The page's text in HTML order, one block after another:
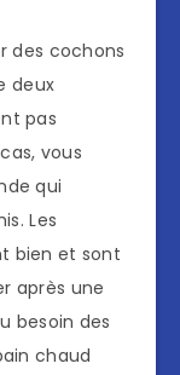
des cochons
deux
pas
vous
qui
Les
bien et sont
après une
besoin des
chaud